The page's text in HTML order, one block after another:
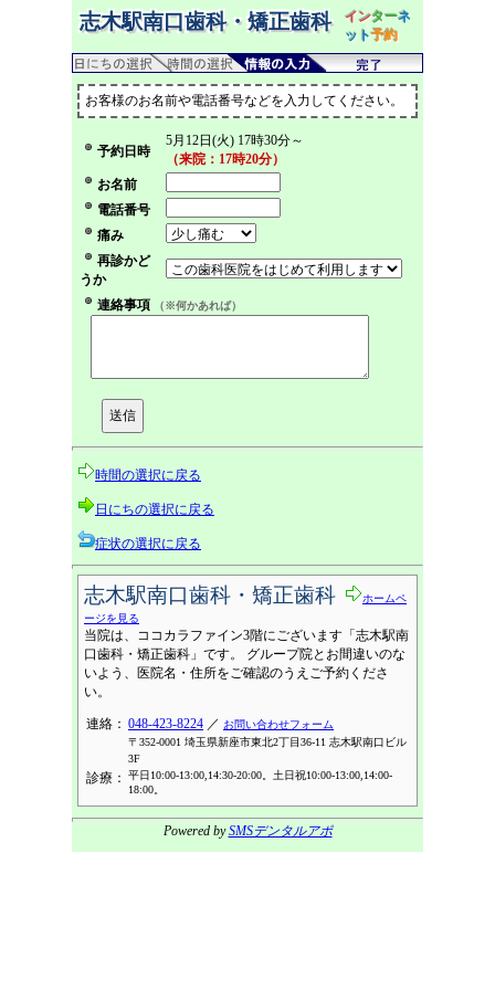
志木駅南口歯科・矯正歯科 インターネ
ット予約
お客様のお名前や電話番号などを入力してください。
予約日時
5月12日(火) 17時30分～
（来院：17時20分）
お名前
電話番号
痛み
再診かど
うか
連絡事項
（※何かあれば）
時間の選択に戻る
日にちの選択に戻る
症状の選択に戻る
志木駅南口歯科・矯正歯科
ホームペ
ージを見る
当院は、ココカラファイン3階にございます「志木駅南
口歯科・矯正歯科」です。 グループ院とお間違いのな
いよう、医院名・住所をご確認のうえご予約くださ
い。
連絡： 048-423-8224 ／ お問い合わせフォーム
〒352-0001 埼玉県新座市東北2丁目36-11 志木駅南口ビル
3F
診療：
平日10:00-13:00,14:30-20:00。土日祝10:00-13:00,14:00-
18:00。
Powered bySMSデンタルアポ